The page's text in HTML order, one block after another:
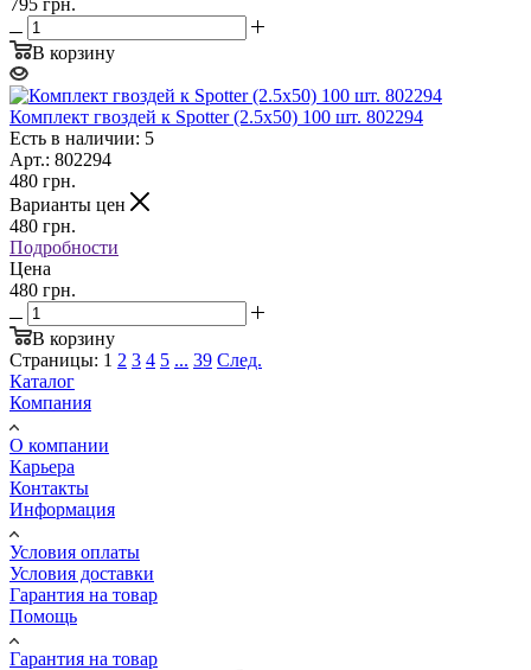
В корзину
Комплект гвоздей к Spotter (2.5x50) 100 шт. 802294
Есть в наличии: 5
Арт.: 802294
480 грн.
Варианты цен
480 грн.
Подробности
Цена
480 грн.
В корзину
Страницы: 1 2 3 4 5 ... 39 След.
Каталог
Компания
О компании
Карьера
Контакты
Информация
Условия оплаты
Условия доставки
Гарантия на товар
Помощь
Гарантия на товар